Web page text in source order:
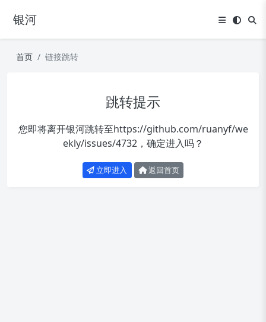
银河
首页 链接跳转
跳转提示
您即将离开银河跳转至https://github.com/ruanyf/we
ekly/issues/4732，确定进入吗？
立即进入 返回首页